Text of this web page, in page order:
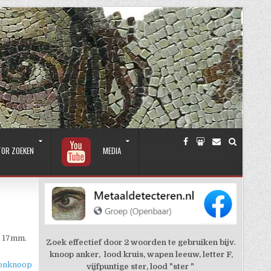
ZOEKEN MEDIA
Zoek effectief door 2 woorden te gebruiken bijv.
knoop anker, lood kruis, wapen leeuw, letter F,
vijfpuntige ster, lood "ster "